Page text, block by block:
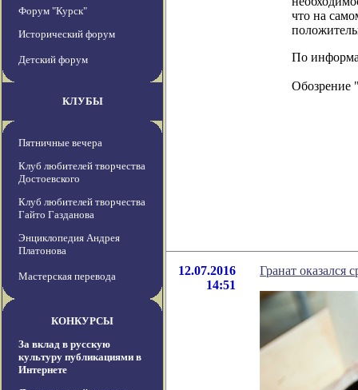
Форум "Курск"
Исторический форум
Детский форум
КЛУБЫ
Пятничные вечера
Клуб любителей творчества
Достоевского
Клуб любителей творчества
Гайто Газданова
Энциклопедия Андрея
Платонова
Мастерская перевода
КОНКУРСЫ
За вклад в русскую
культуру публикациями в
Интернете
что на
По
Обозрение
12.07.2016
14:51
Гранат оказался